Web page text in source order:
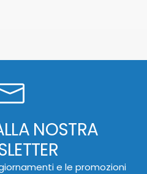
NOSTRA
e le promozioni